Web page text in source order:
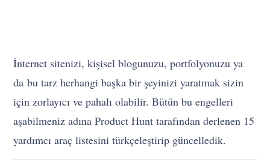
İnternet sitenizi, kişisel blogunuzu, portfolyonuzu ya
da bu tarz herhangi başka bir şeyinizi yaratmak sizin
için zorlayıcı ve pahalı olabilir. Bütün bu engelleri
aşabilmeniz adına Product Hunt tarafından derlenen 15
yardımcı araç listesini türkçeleştirip güncelledik.